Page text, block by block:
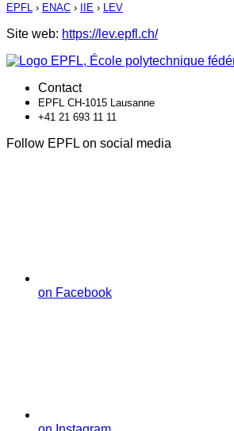
EPFL › ENAC › IIE › LEV
Site web: https://lev.epfl.ch/
Contact
EPFL CH-1015 Lausanne
+41 21 693 11 11
Follow EPFL on social media
on Facebook